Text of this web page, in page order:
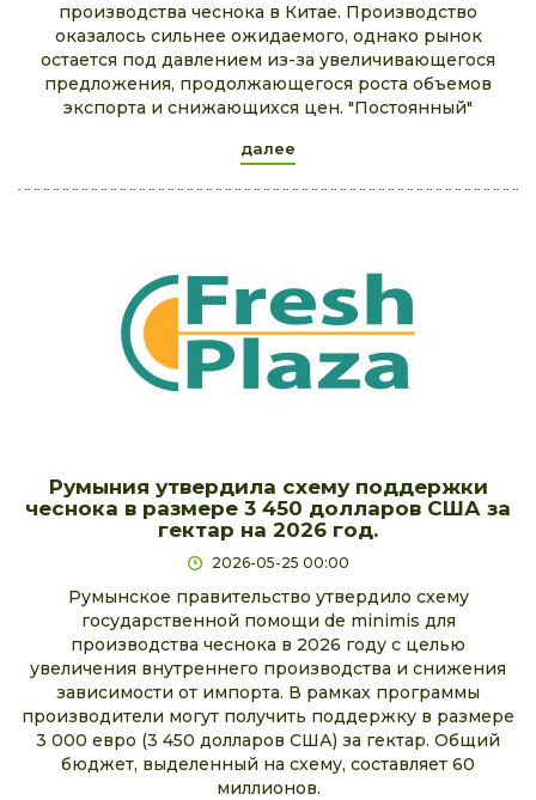
производства чеснока в Китае. Производство
оказалось сильнее ожидаемого, однако рынок
остается под давлением из-за увеличивающегося
предложения, продолжающегося роста объемов
экспорта и снижающихся цен. "Постоянный"
далее
Румыния утвердила схему поддержки
чеснока в размере 3 450 долларов США за
гектар на 2026 год.
2026-05-25 00:00
Румынское правительство утвердило схему
государственной помощи de minimis для
производства чеснока в 2026 году с целью
увеличения внутреннего производства и снижения
зависимости от импорта. В рамках программы
производители могут получить поддержку в размере
3 000 евро (3 450 долларов США) за гектар. Общий
бюджет, выделенный на схему, составляет 60
миллионов.